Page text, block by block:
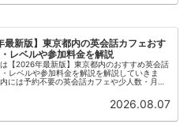
最新版】東京都内の英会話カフェおす
レベルや参加料金を解説
【2026年最新版】東京都内のおすすめ英会話
レベルや参加料金を解説を解説していきま
には予約不要の英会話カフェや少人数・月額
大級の英会話カフェLancul（ランカル）やカフ
どが開催されています。まずは気になる英会話
2026.08.07